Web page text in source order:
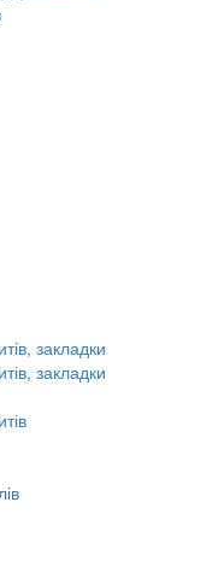
закладки
закладки